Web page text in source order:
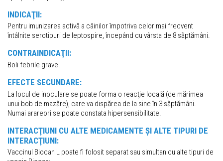
INDICAŢII:
Pentru imunizarea activă a câinilor împotriva celor mai frecvent
întâlnite serotipuri de leptospire, începând cu vârsta de 8 săptămâni.
CONTRAINDICAŢII:
Boli febrile grave.
EFECTE SECUNDARE:
La locul de inoculare se poate forma o reacţie locală (de mărimea
unui bob de mazăre), care va dispărea de la sine în 3 săptămâni.
Numai arareori se poate constata hipersensibilitate.
INTERACŢIUNI CU ALTE MEDICAMENTE ȘI ALTE TIPURI DE
INTERACŢIUNI:
Vaccinul Biocan L poate fi folosit separat sau simultan cu alte tipuri de